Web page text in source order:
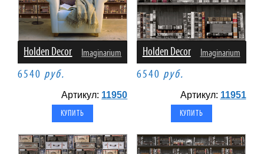
Holden Decor Imaginarium
6540 руб.
Артикул: 11950
Holden Decor Imaginarium
6540 руб.
Артикул: 11951